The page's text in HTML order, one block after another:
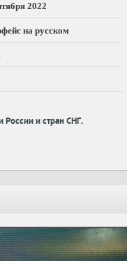
2022
на русском
России и стран СНГ.